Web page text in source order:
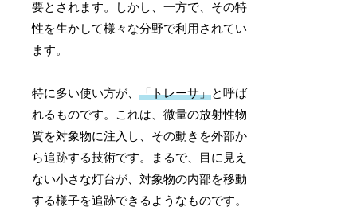
要とされます。しかし、一方で、その特
性を生かして様々な分野で利用されてい
ます。
特に多い使い方が、「トレーサ」と呼ば
れるものです。これは、微量の放射性物
質を対象物に注入し、その動きを外部か
ら追跡する技術です。まるで、目に見え
ない小さな灯台が、対象物の内部を移動
する様子を追跡できるようなものです。